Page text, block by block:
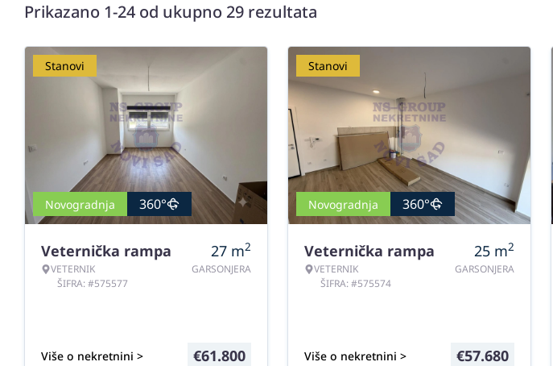
Prikazano 1-24 od ukupno 29 rezultata
Stanovi
Novogradnja 360°
Veternička rampa
VETERNIK
ŠIFRA: #575577
27 m2
GARSONJERA
Više o nekretnini > €61.800
Stanovi
Novogradnja 360°
Veternička rampa
VETERNIK
ŠIFRA: #575574
25 m2
GARSONJERA
Više o nekretnini > €57.680